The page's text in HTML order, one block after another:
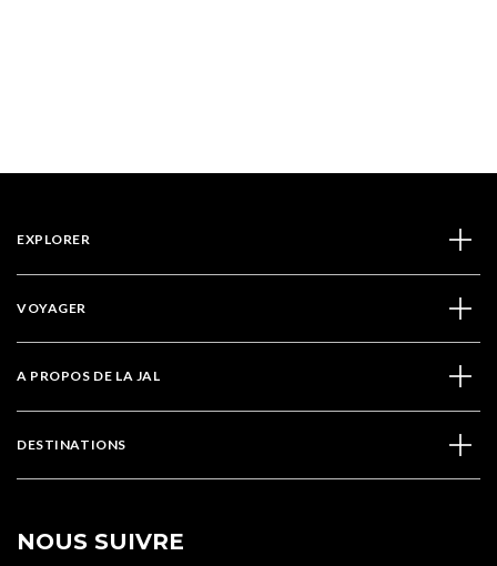
EXPLORER
VOYAGER
A PROPOS DE LA JAL
DESTINATIONS
NOUS SUIVRE